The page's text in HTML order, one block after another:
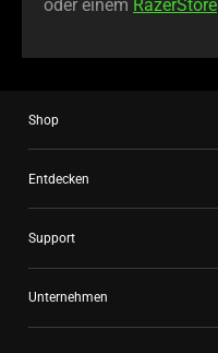
oder einem RazerStore
Shop
Entdecken
Support
Unternehmen